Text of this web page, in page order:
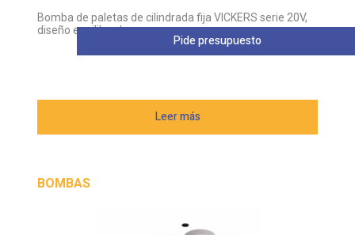
Bomba de paletas de cilindrada fija VICKERS serie 20V,
diseño equilibrado
Leer más
Pide presupuesto
BOMBAS